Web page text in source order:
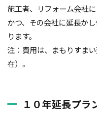
施工者、リフォーム会社
かつ、その会社に延長か
ります。
注：費用は、まもりすま
在）。
１０年延長プラ